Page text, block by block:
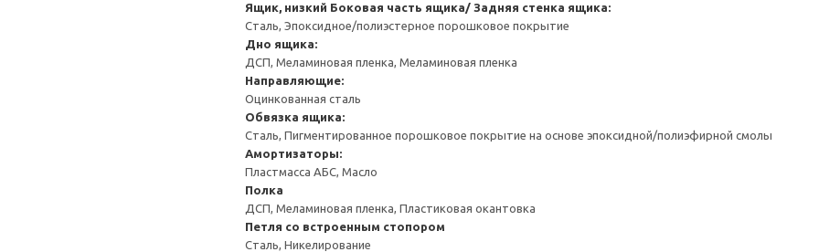
Ящик, низкий Боковая часть ящика/ Задняя стенка ящика:
Сталь, Эпоксидное/полиэстерное порошковое покрытие
Дно ящика:
ДСП, Меламиновая пленка, Меламиновая пленка
Направляющие:
Оцинкованная сталь
Обвязка ящика:
Сталь, Пигментированное порошковое покрытие на основе эпоксидной/полиэфирной смолы
Амортизаторы:
Пластмасса АБС, Масло
Полка
ДСП, Меламиновая пленка, Пластиковая окантовка
Петля со встроенным стопором
Сталь, Никелирование